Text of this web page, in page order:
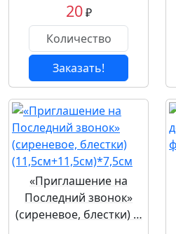
20₽
Заказать!
«Приглашение на
Последний звонок»
(сиреневое, блестки) …